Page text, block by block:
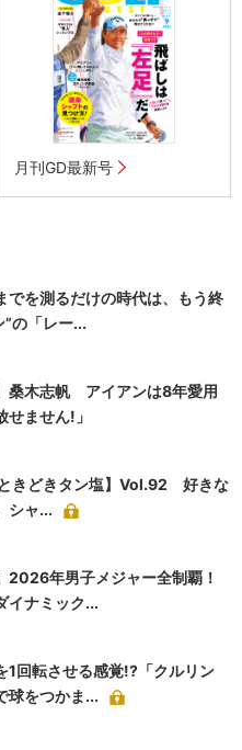
月刊GD最新号
でを測るだけの時代は、もう終
の「レー...
桑木志帆 アイアンは8年愛用
せません!」
ときどきタン塩】Vol.92 好きな
シャ...
2026年男子メジャー全制覇！
イナミック...
1回転させる感覚!?「クルリン
球をつかま...